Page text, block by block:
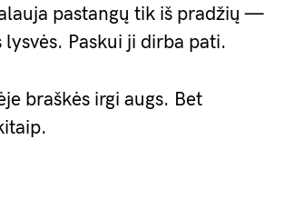
pastangų tik iš pradžių —
lysvės. Paskui ji dirba pati.
braškės irgi augs. Bet